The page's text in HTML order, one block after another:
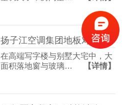
扬子江空调集团地板对流器：破解冬冷夏热难题，打造四季如春的舒适空间
在高端写字楼与别墅大宅中，大
面积落地窗与玻璃…
【详情】